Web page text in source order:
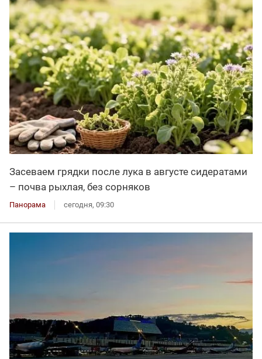
Засеваем грядки после лука в августе сидератами
– почва рыхлая, без сорняков
Панорама сегодня, 09:30